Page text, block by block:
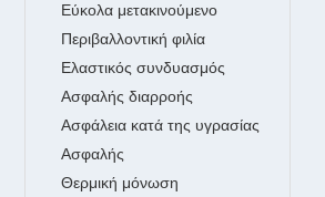
Εύκολα μετακινούμενο
Περιβαλλοντική φιλία
Ελαστικός συνδυασμός
Ασφαλής διαρροής
Ασφάλεια κατά της υγρασίας
Ασφαλής
Θερμική μόνωση